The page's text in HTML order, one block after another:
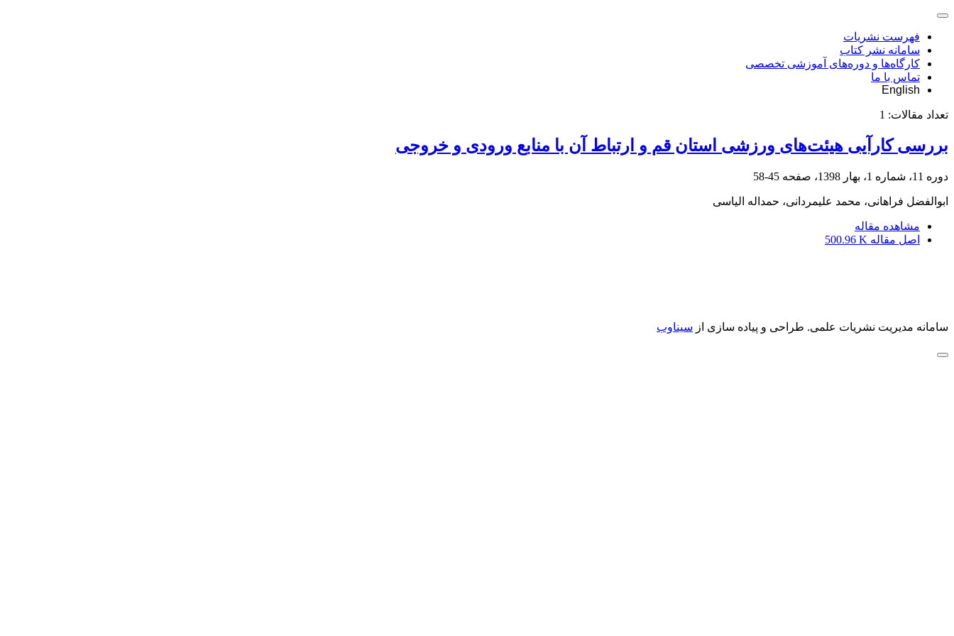
فهرست نشریات
سامانه نشر کتاب
کارگاه‌ها و دوره‌های آموزشی تخصصی
تماس با ما
English
تعداد مقالات: 1
بررسی کارآیی هیئت‌های ورزشی استان قم و ارتباط آن با منابع ورودی و خروجی‌
دوره 11، شماره 1، بهار 1398، صفحه 45-58
ابوالفضل فراهانی، محمد علیمردانی، حمداله الیاسی
مشاهده مقاله
اصل مقاله 500.96 K
سامانه مدیریت نشریات علمی. طراحی و پیاده سازی از سیناوب